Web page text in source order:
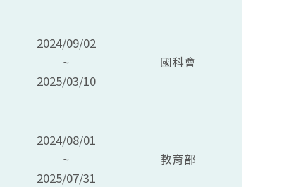
2024/09/02
~
2025/03/10
國科會
2024/08/01
~
2025/07/31
教育部